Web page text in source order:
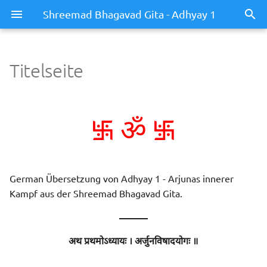
Shreemad Bhagavad Gita - Adhyay 1
Titelseite
࿗ ॐ ࿗
German Übersetzung von Adhyay 1 - Arjunas innerer
Kampf aus der Shreemad Bhagavad Gita.
———
अथ प्रथमोऽध्यायः । अर्जुनविषादयोगः ॥